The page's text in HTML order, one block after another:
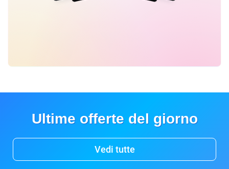
Ultime offerte del giorno
Vedi tutte